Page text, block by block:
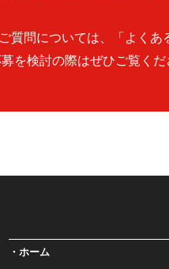
質問については、「よくあ
を検討の際はぜひご覧く
ホーム